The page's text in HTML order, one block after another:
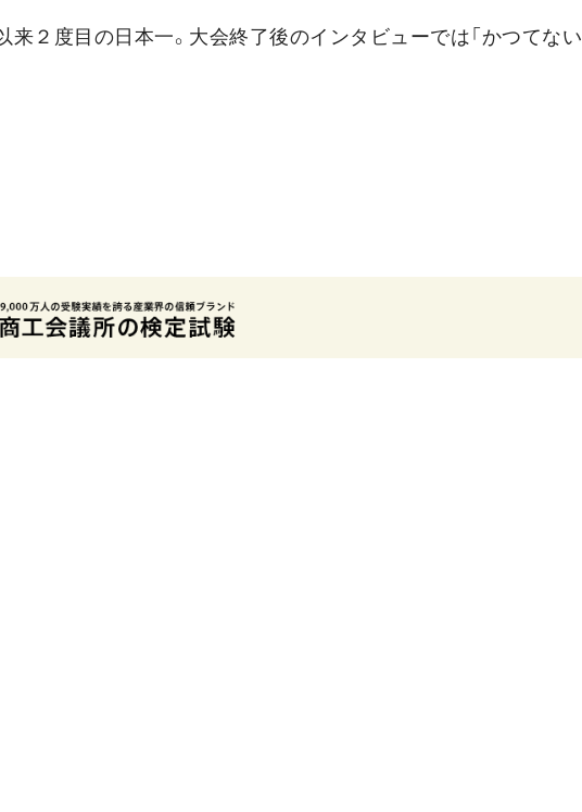
２度目の日本一。大会終了後のインタビューでは「かつてない